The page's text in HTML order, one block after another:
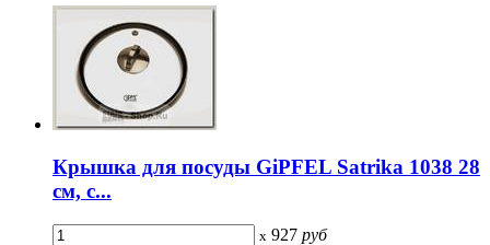
Крышка для посуды GiPFEL Satrika 1038 28
см, с...
x 927 руб